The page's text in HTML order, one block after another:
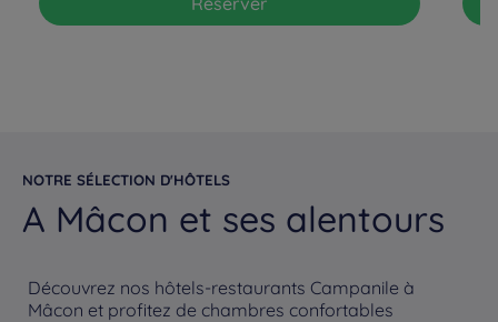
NOTRE SÉLECTION D'HÔTELS
A Mâcon et ses alentours
Découvrez nos hôtels-restaurants Campanile à
Mâcon et profitez de chambres confortables